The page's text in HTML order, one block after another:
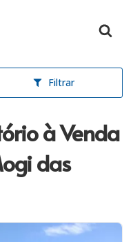
Filtrar
à Venda
das